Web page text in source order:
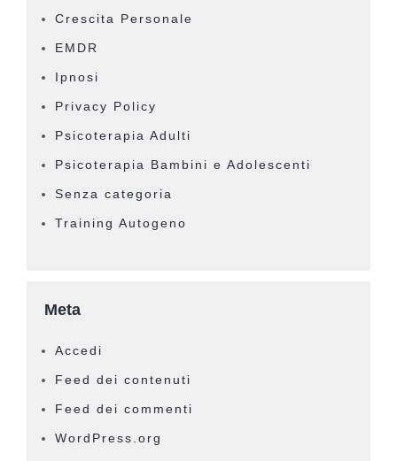
Crescita Personale
EMDR
Ipnosi
Privacy Policy
Psicoterapia Adulti
Psicoterapia Bambini e Adolescenti
Senza categoria
Training Autogeno
Meta
Accedi
Feed dei contenuti
Feed dei commenti
WordPress.org